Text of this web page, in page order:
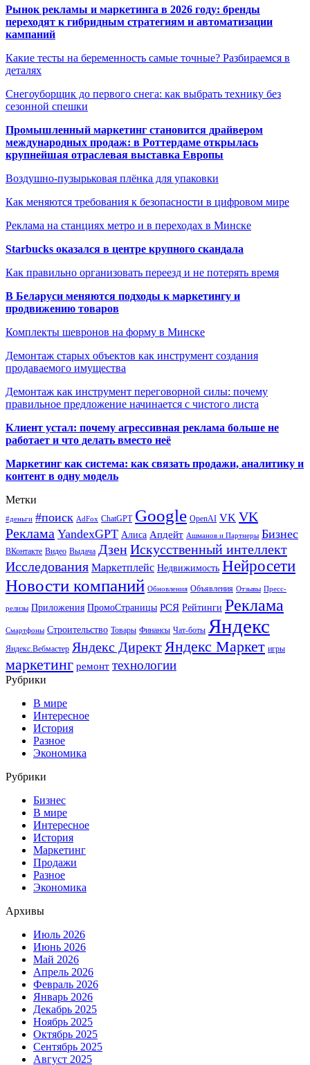
Рынок рекламы и маркетинга в 2026 году: бренды
переходят к гибридным стратегиям и автоматизации
кампаний
Какие тесты на беременность самые точные? Разбираемся в
деталях
Снегоуборщик до первого снега: как выбрать технику без
сезонной спешки
Промышленный маркетинг становится драйвером
международных продаж: в Роттердаме открылась
крупнейшая отраслевая выставка Европы
Воздушно-пузырьковая плёнка для упаковки
Как меняются требования к безопасности в цифровом мире
Реклама на станциях метро и в переходах в Минске
Starbucks оказался в центре крупного скандала
Как правильно организовать переезд и не потерять время
В Беларуси меняются подходы к маркетингу и
продвижению товаров
Комплекты шевронов на форму в Минске
Демонтаж старых объектов как инструмент создания
продаваемого имущества
Демонтаж как инструмент переговорной силы: почему
правильное предложение начинается с чистого листа
Клиент устал: почему агрессивная реклама больше не
работает и что делать вместо неё
Маркетинг как система: как связать продажи, аналитику и
контент в одну модель
Метки
#деньги #поиск AdFox ChatGPT Google OpenAI VK VK
Реклама YandexGPT Алиса Апдейт Ашманов и Партнеры Бизнес
ВКонтакте Видео Выдача ДзенИскусственный интеллект
Исследования Маркетплейс Недвижимость Нейросети
Новости компаний Обновления Объявления Отзывы Пресс-
релизы Приложения ПромоСтраницы РСЯ Рейтинги Реклама
Смартфоны Строительство Товары Финансы Чат-боты Яндекс
Яндекс.Вебмастер Яндекс Директ Яндекс Маркет игры
маркетинг ремонт технологии
Рубрики
В мире
Интересное
История
Разное
Экономика
Рубрики
Бизнес
В мире
Интересное
История
Маркетинг
Продажи
Разное
Экономика
Архивы
Июль 2026
Июнь 2026
Май 2026
Апрель 2026
Февраль 2026
Январь 2026
Декабрь 2025
Ноябрь 2025
Октябрь 2025
Сентябрь 2025
Август 2025